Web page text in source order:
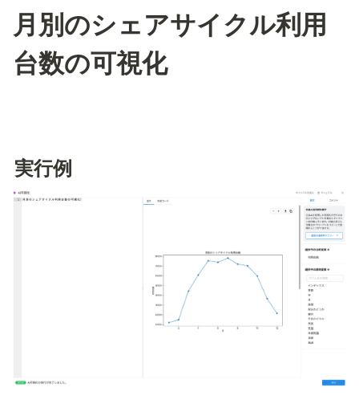
月別のシェアサイクル利用
台数の可視化
実行例